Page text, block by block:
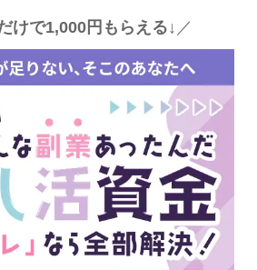
けで1,000円もらえる↓ ／